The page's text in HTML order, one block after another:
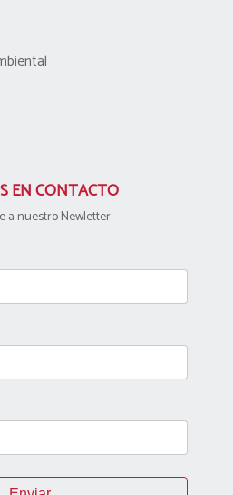
EN CONTACTO
a nuestro Newletter